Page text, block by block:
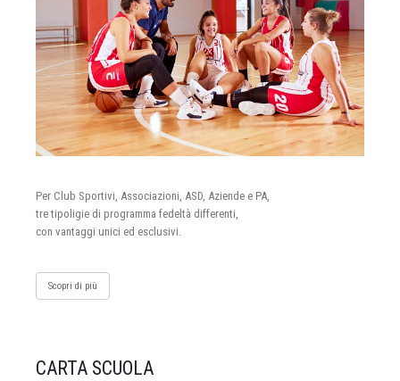
Per Club Sportivi, Associazioni, ASD, Aziende e PA,
tre tipoligie di programma fedeltà differenti,
con vantaggi unici ed esclusivi.
Scopri di più
CARTA SCUOLA